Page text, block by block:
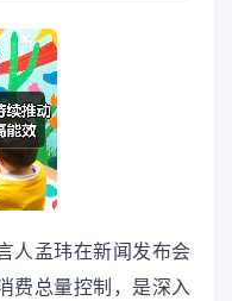
人孟玮在新闻发布会
费总量控制，是深入